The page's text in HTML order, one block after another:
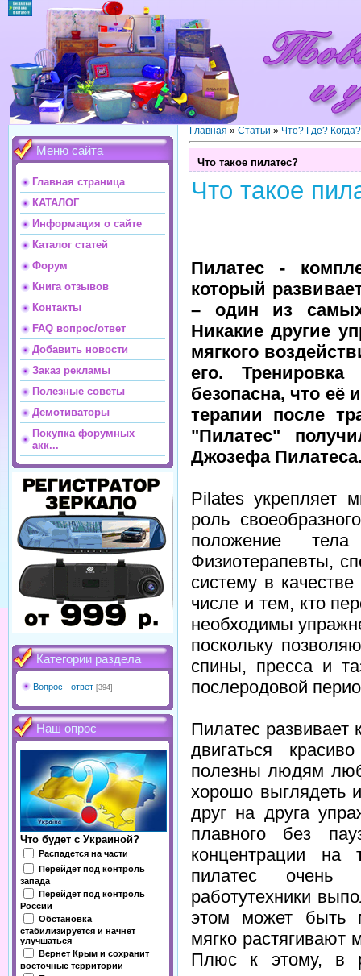
Меню сайта
Главная страница
КАТАЛОГ
Информация о сайте
Каталог статей
Форум
Книга отзывов
Контакты
FAQ вопрос/ответ
Добавить новости
Заказ рекламы
Полезные советы
Демотиваторы
Покупка форумных
акк...
Категории раздела
Вопрос - ответ [394]
Наш опрос
Что будет с Украиной?
Распадется на части
Перейдет под контроль
запада
Перейдет под контроль
России
Обстановка
стабилизируется и начнет
улучшаться
Вернет Крым и сохранит
восточные территории
Главная » Статьи » Что? Где?
Что такое пилатес?
Что такое
Пилатес -
который
– один из самых
Никакие другие
мягкого
его.
безопасна, что её
терапии после
"Пилатес"
Джозефа
Pilates укрепляет
роль
положение
Физиотерапевты,
систему в
числе и тем, кто
необходимы
поскольку
спины, пресса и
послеродовой
Пилатес развивает
двигаться
полезны людям
хорошо выглядеть
друг на друга
плавного без
концентрации
пилатес
работутехники
этом может быть
мягко
Плюс к этому, в